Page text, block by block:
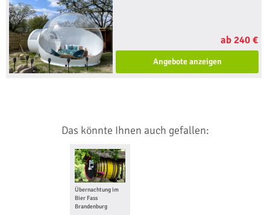
ab 240 €
Angebote anzeigen
Das könnte Ihnen auch gefallen:
Übernachtung im
Bier Fass
Brandenburg